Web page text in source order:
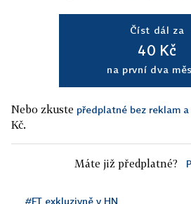
Číst dál za
40 Kč
na první dva
Nebo zkuste předplatné bez reklam
Kč.
Máte již předplatné?
#FT exkluzivně v HN